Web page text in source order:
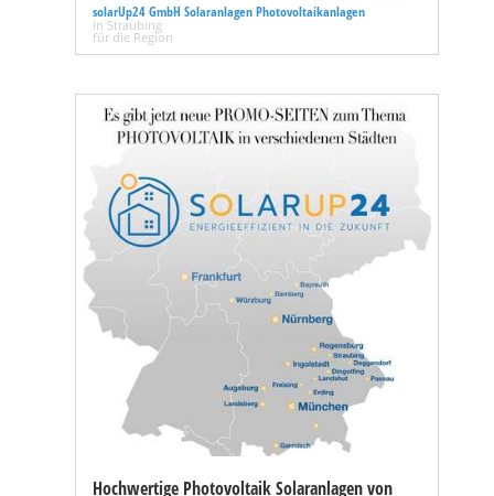
solarUp24 GmbH Solaranlagen Photovoltaikanlagen
in Straubing
für die Region
Hochwertige Photovoltaik Solaranlagen von